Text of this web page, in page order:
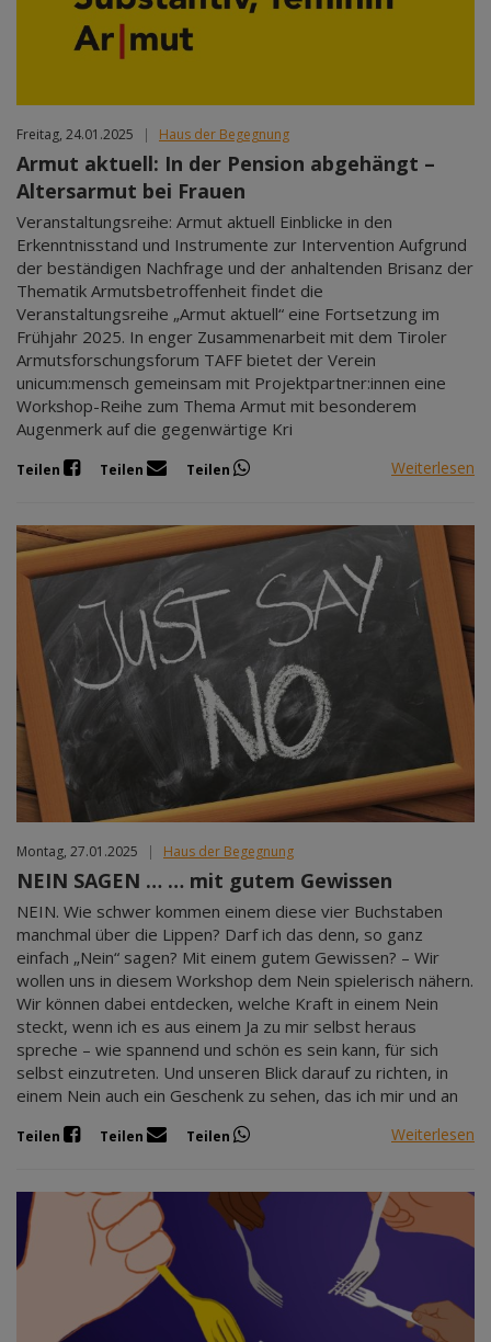
Freitag, 24.01.2025 | Haus der Begegnung
Armut aktuell: In der Pension abgehängt –
Altersarmut bei Frauen
Veranstaltungsreihe: Armut aktuell Einblicke in den
Erkenntnisstand und Instrumente zur Intervention Aufgrund
der beständigen Nachfrage und der anhaltenden Brisanz der
Thematik Armutsbetroffenheit findet die
Veranstaltungsreihe „Armut aktuell“ eine Fortsetzung im
Frühjahr 2025. In enger Zusammenarbeit mit dem Tiroler
Armutsforschungsforum TAFF bietet der Verein
unicum:mensch gemeinsam mit Projektpartner:innen eine
Workshop-Reihe zum Thema Armut mit besonderem
Augenmerk auf die gegenwärtige Kri
Teilen Teilen Teilen Weiterlesen
Montag, 27.01.2025 | Haus der Begegnung
NEIN SAGEN … … mit gutem Gewissen
NEIN. Wie schwer kommen einem diese vier Buchstaben
manchmal über die Lippen? Darf ich das denn, so ganz
einfach „Nein“ sagen? Mit einem gutem Gewissen? – Wir
wollen uns in diesem Workshop dem Nein spielerisch nähern.
Wir können dabei entdecken, welche Kraft in einem Nein
steckt, wenn ich es aus einem Ja zu mir selbst heraus
spreche – wie spannend und schön es sein kann, für sich
selbst einzutreten. Und unseren Blick darauf zu richten, in
einem Nein auch ein Geschenk zu sehen, das ich mir und an
Teilen Teilen Teilen Weiterlesen